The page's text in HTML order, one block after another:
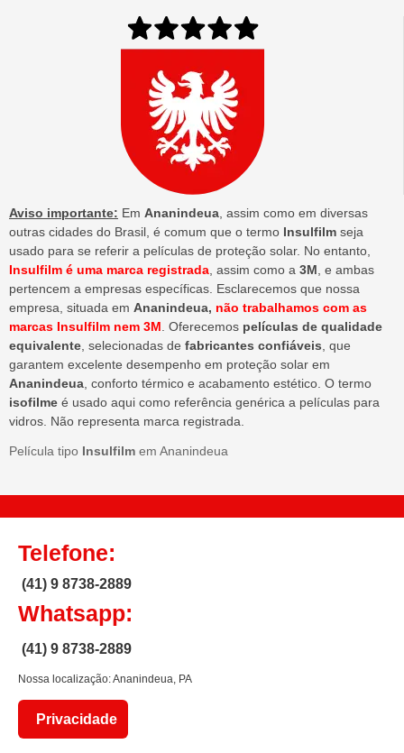
Aviso importante: Em Ananindeua , assim como em diversas
outras cidades do Brasil, é comum que o termo Insulfilm seja
usado para se referir a películas de proteção solar. No entanto,
Insulfilm é uma marca registrada , assim como a 3M , e ambas
pertencem a empresas específicas. Esclarecemos que nossa
empresa, situada em Ananindeua, não trabalhamos com as
marcas Insulfilm nem 3M . Oferecemos películas de qualidade
equivalente , selecionadas de fabricantes confiáveis , que
garantem excelente desempenho em proteção solar em
Ananindeua , conforto térmico e acabamento estético. O termo
isofilme é usado aqui como referência genérica a películas para
vidros. Não representa marca registrada.
Película tipo Insulfilm em Ananindeua
Telefone:
(41) 9 8738-2889
Whatsapp:
(41) 9 8738-2889
Nossa localização: Ananindeua, PA
Privacidade